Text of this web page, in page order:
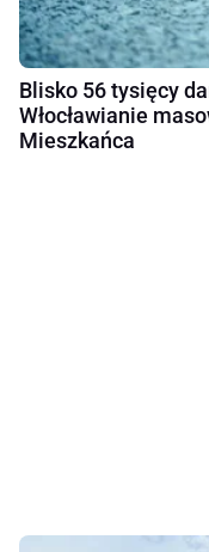
Blisko 56 tysięcy
Włocławianie
Mieszkańca